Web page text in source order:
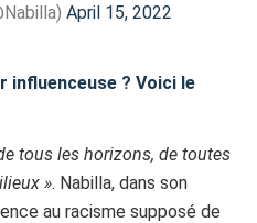
April 15, 2022
influenceuse ? Voici le
tous les horizons, de toutes
». Nabilla, dans son
au racisme supposé de